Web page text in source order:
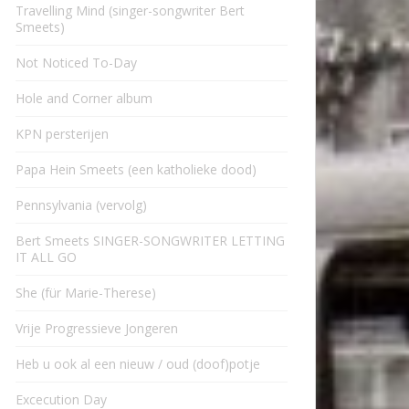
Travelling Mind (singer-songwriter Bert
Smeets)
Not Noticed To-Day
Hole and Corner album
KPN persterijen
Papa Hein Smeets (een katholieke dood)
Pennsylvania (vervolg)
Bert Smeets SINGER-SONGWRITER LETTING
IT ALL GO
She (für Marie-Therese)
Vrije Progressieve Jongeren
Heb u ook al een nieuw / oud (doof)potje
Excecution Day